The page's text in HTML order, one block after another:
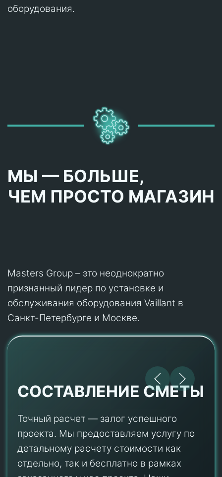
оборудования.
МЫ — БОЛЬШЕ,
ЧЕМ ПРОСТО МАГАЗИН
Masters Group – это неоднократно
признанный лидер по установке и
обслуживания оборудования Vaillant в
Санкт-Петербурге и Москве.
СОСТАВЛЕНИЕ СМЕТЫ
Точный расчет — залог успешного
проекта. Мы предоставляем услугу по
детальному расчету стоимости как
отдельно, так и бесплатно в рамках